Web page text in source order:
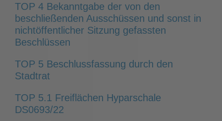
TOP 4 Bekanntgabe der von den
beschließenden Ausschüssen und sonst in
nichtöffentlicher Sitzung gefassten
Beschlüssen
TOP 5 Beschlussfassung durch den
Stadtrat
TOP 5.1 Freiflächen Hyparschale
DS0693/22